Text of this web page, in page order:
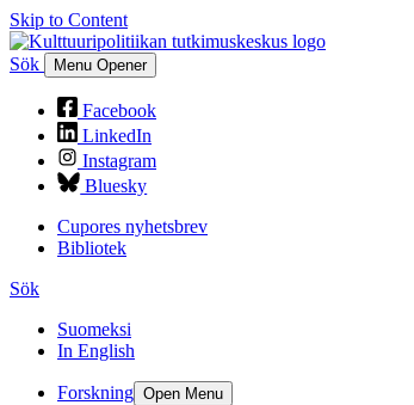
Skip to Content
Sök Menu Opener
Facebook
LinkedIn
Instagram
Bluesky
Cupores nyhetsbrev
Bibliotek
Sök
Suomeksi
In English
Forskning Open Menu